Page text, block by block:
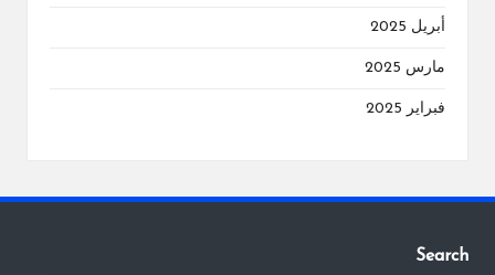
أبريل 2025
مارس 2025
فبراير 2025
Search